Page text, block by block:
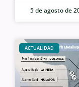
5 de agosto de
ACTUALIDAD